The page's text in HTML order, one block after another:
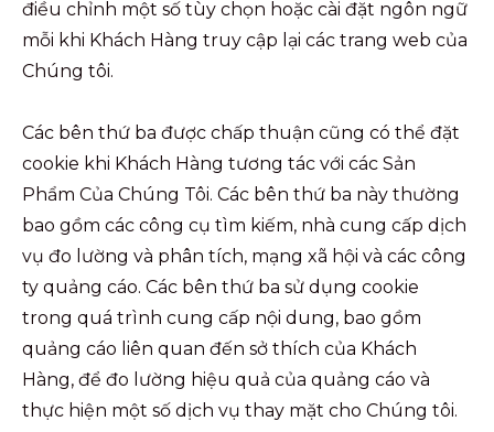
điều chỉnh một số tùy chọn hoặc cài đặt ngôn ngữ
mỗi khi Khách Hàng truy cập lại các trang web của
Chúng tôi.
Các bên thứ ba được chấp thuận cũng có thể đặt
cookie khi Khách Hàng tương tác với các Sản
Phẩm Của Chúng Tôi. Các bên thứ ba này thường
bao gồm các công cụ tìm kiếm, nhà cung cấp dịch
vụ đo lường và phân tích, mạng xã hội và các công
ty quảng cáo. Các bên thứ ba sử dụng cookie
trong quá trình cung cấp nội dung, bao gồm
quảng cáo liên quan đến sở thích của Khách
Hàng, để đo lường hiệu quả của quảng cáo và
thực hiện một số dịch vụ thay mặt cho Chúng tôi.